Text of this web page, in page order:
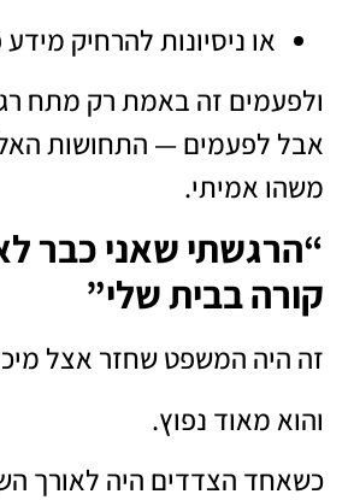
או ניסיונות להרחיק מידע
ולפעמים זה באמת רק מתח
אבל לפעמים — התחושות
משהו אמיתי.
“הרגשתי שאני כבר
קורה בבית שלי”
זה היה המשפט שחזר אצל
והוא מאוד נפוץ.
כשאחד הצדדים היה לאורך